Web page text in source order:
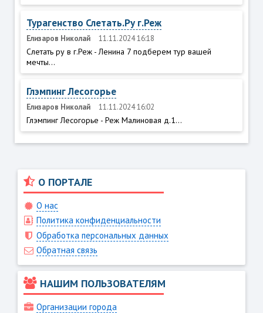
Турагенство Слетать.Ру г.Реж
Елизаров Николай 11.11.2024 16:18
Слетать ру в г.Реж - Ленина 7 подберем тур вашей
мечты...
Глэмпинг Лесогорье
Елизаров Николай 11.11.2024 16:02
Глэмпинг Лесогорье - Реж Малиновая д.1...
О ПОРТАЛЕ
О нас
Политика конфиденциальности
Обработка персональных данных
Обратная связь
НАШИМ ПОЛЬЗОВАТЕЛЯМ
Организации города